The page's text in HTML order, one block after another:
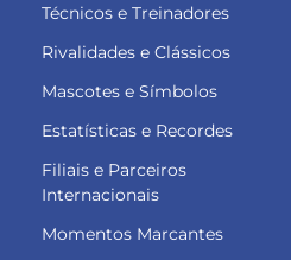
Técnicos e Treinadores
Rivalidades e Clássicos
Mascotes e Símbolos
Estatísticas e Recordes
Filiais e Parceiros
Internacionais
Momentos Marcantes